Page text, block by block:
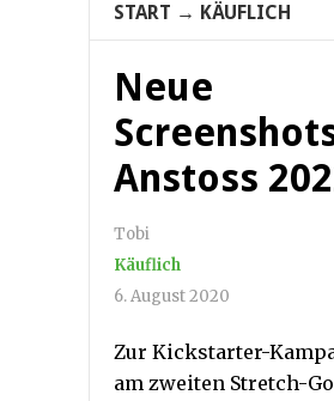
START → KÄUFLICH
Neue
Anstoss
Tobi
Käuflich
6. August 2020
Zur Kickstarter-
am zweiten Stretch-